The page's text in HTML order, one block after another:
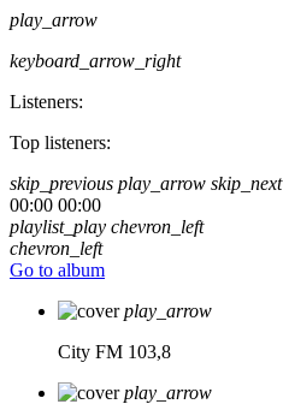
play_arrow
keyboard_arrow_right
Listeners:
Top listeners:
skip_previous play_arrow skip_next
00:00 00:00
playlist_play chevron_left
chevron_left
Go to album
play_arrow
City FM 103,8
play_arrow